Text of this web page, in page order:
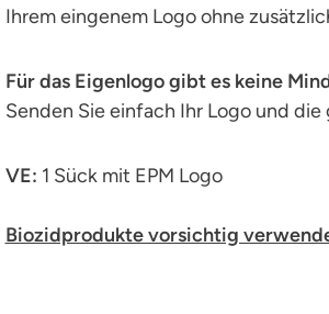
Ihrem eingenem Logo ohne
Für das Eigenlogo gibt es keine
Senden Sie einfach Ihr Logo und
VE: 1 Sück mit EPM Logo
Biozidprodukte vorsichtig